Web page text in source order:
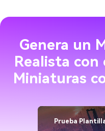
Genera un
Realista con
Miniaturas
Prueba